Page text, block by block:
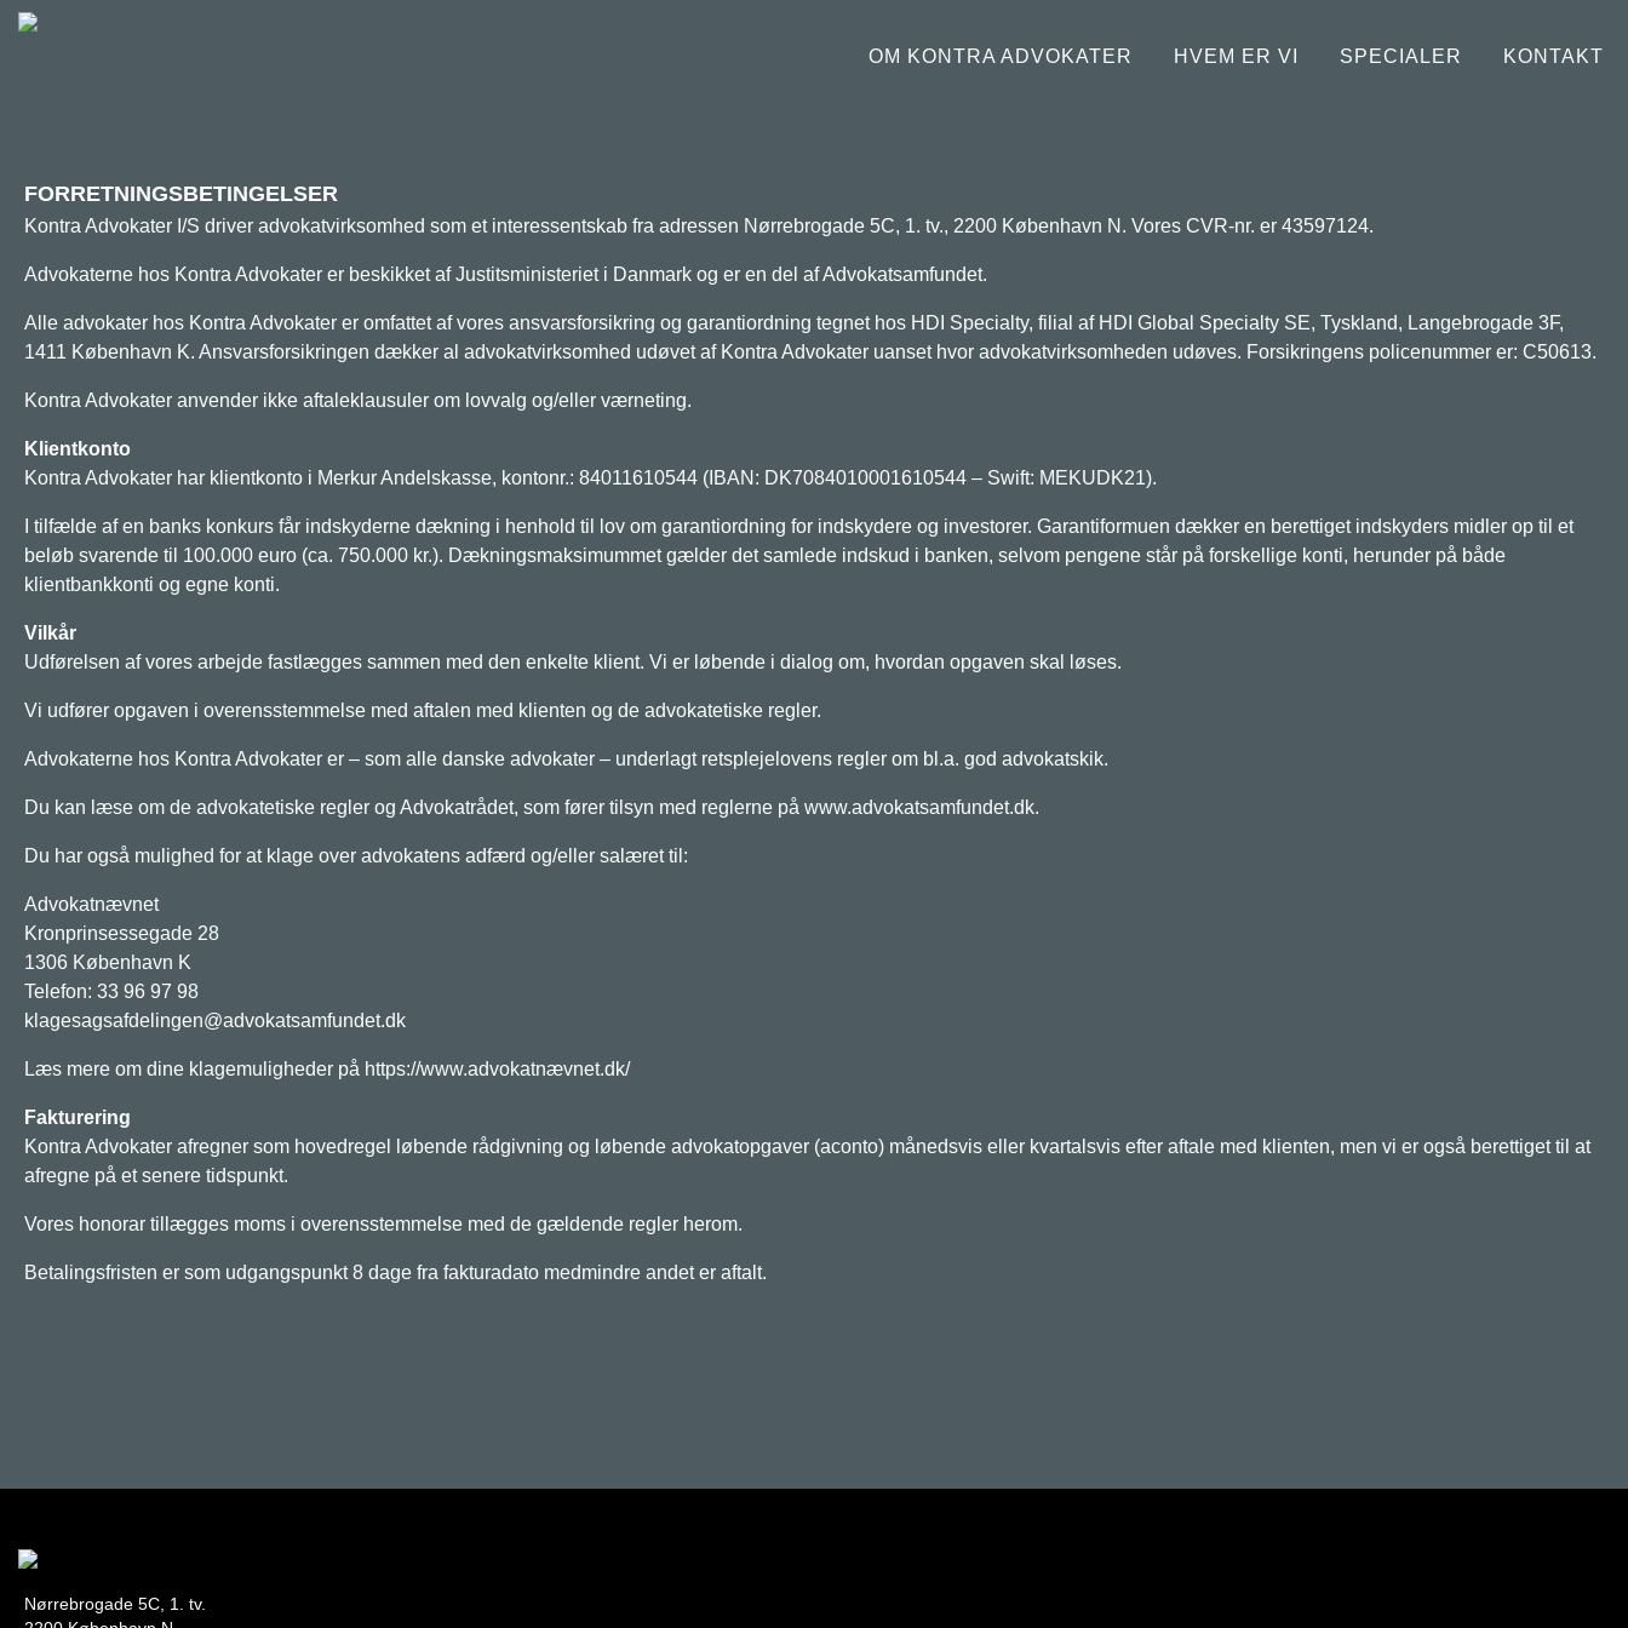
OM KONTRA ADVOKATER HVEM ER VI SPECIALER KONTAKT
FORRETNINGSBETINGELSER
Kontra Advokater I/S driver advokatvirksomhed som et interessentskab fra adressen Nørrebrogade 5C, 1. tv., 2200 København N. Vores CVR-nr. er 43597124.
Advokaterne hos Kontra Advokater er beskikket af Justitsministeriet i Danmark og er en del af Advokatsamfundet.
Alle advokater hos Kontra Advokater er omfattet af vores ansvarsforsikring og garantiordning tegnet hos HDI Specialty, filial af HDI Global Specialty SE, Tyskland, Langebrogade 3F,
1411 København K. Ansvarsforsikringen dækker al advokatvirksomhed udøvet af Kontra Advokater uanset hvor advokatvirksomheden udøves. Forsikringens policenummer er: C50613.
Kontra Advokater anvender ikke aftaleklausuler om lovvalg og/eller værneting.
Klientkonto
Kontra Advokater har klientkonto i Merkur Andelskasse, kontonr.: 84011610544 (IBAN: DK7084010001610544 – Swift: MEKUDK21).
I tilfælde af en banks konkurs får indskyderne dækning i henhold til lov om garantiordning for indskydere og investorer. Garantiformuen dækker en berettiget indskyders midler op til et
beløb svarende til 100.000 euro (ca. 750.000 kr.). Dækningsmaksimummet gælder det samlede indskud i banken, selvom pengene står på forskellige konti, herunder på både
klientbankkonti og egne konti.
Vilkår
Udførelsen af vores arbejde fastlægges sammen med den enkelte klient. Vi er løbende i dialog om, hvordan opgaven skal løses.
Vi udfører opgaven i overensstemmelse med aftalen med klienten og de advokatetiske regler.
Advokaterne hos Kontra Advokater er – som alle danske advokater – underlagt retsplejelovens regler om bl.a. god advokatskik.
Du kan læse om de advokatetiske regler og Advokatrådet, som fører tilsyn med reglerne på www.advokatsamfundet.dk.
Du har også mulighed for at klage over advokatens adfærd og/eller salæret til:
Advokatnævnet
Kronprinsessegade 28
1306 København K
Telefon: 33 96 97 98
klagesagsafdelingen@advokatsamfundet.dk
Læs mere om dine klagemuligheder på https://www.advokatnævnet.dk/
Fakturering
Kontra Advokater afregner som hovedregel løbende rådgivning og løbende advokatopgaver (aconto) månedsvis eller kvartalsvis efter aftale med klienten, men vi er også berettiget til at
afregne på et senere tidspunkt.
Vores honorar tillægges moms i overensstemmelse med de gældende regler herom.
Betalingsfristen er som udgangspunkt 8 dage fra fakturadato medmindre andet er aftalt.
Nørrebrogade 5C, 1. tv.